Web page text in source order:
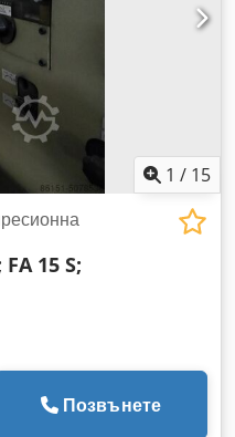
1 / 15
FA 15 S;
Позвънете